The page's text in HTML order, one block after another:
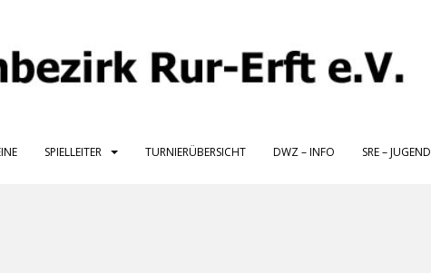
SPIELLEITER TURNIERÜBERSICHT DWZ – INFO SRE – JUGEND